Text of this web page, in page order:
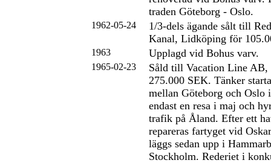
traden Göteborg - Oslo.
1962-05-24
1/3-dels ägande sålt till
Kanal, Lidköping för
1963 Upplagd vid Bohus varv.
1965-02-23
Såld till Vacation Line AB,
275.000 SEK. Tänker
mellan Göteborg och Oslo
endast en resa i maj och
trafik på Åland. Efter ett
repareras fartyget vid
läggs sedan upp i
Stockholm. Rederiet i